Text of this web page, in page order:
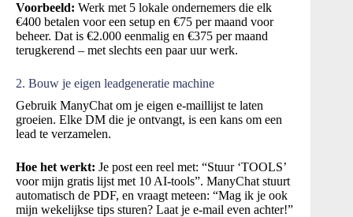
Voorbeeld: Werk met 5 lokale ondernemers die elk
€400 betalen voor een setup en €75 per maand voor
beheer. Dat is €2.000 eenmalig en €375 per maand
terugkerend – met slechts een paar uur werk.
2. Bouw je eigen leadgeneratie machine
Gebruik ManyChat om je eigen e-maillijst te laten
groeien. Elke DM die je ontvangt, is een kans om een
lead te verzamelen.
Hoe het werkt: Je post een reel met: “Stuur ‘TOOLS’
voor mijn gratis lijst met 10 AI-tools”. ManyChat stuurt
automatisch de PDF, en vraagt meteen: “Mag ik je ook
mijn wekelijkse tips sturen? Laat je e-mail even achter!”